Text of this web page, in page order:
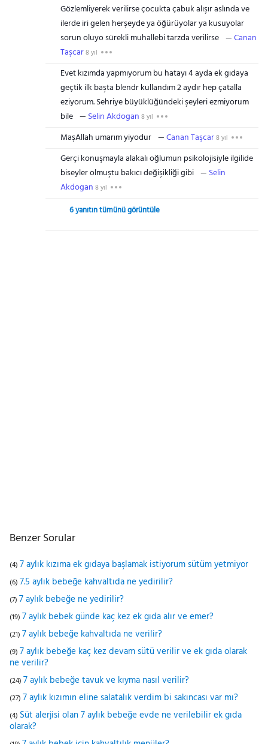
Gözlemliyerek verilirse çocukta çabuk alışır aslında ve
ilerde iri gelen herşeyde ya öğürüyolar ya kusuyolar
sorun oluyo sürekli muhallebi tarzda verilirse
Canan
Taşcar8 yıl
Evet kızımda yapmıyorum bu hatayı 4 ayda ek gıdaya
geçtik ilk başta blendr kullandım 2 aydır hep çatalla
eziyorum. Sehriye büyüklüğündeki şeyleri ezmiyorum
bile
Selin Akdogan 8 yıl
MaşAllah umarım yiyodur Canan Taşcar8 yıl
Gerçi konuşmayla alakalı oğlumun psikolojisiyle ilgilide
biseyler olmuştu bakıcı değişikliği gibi
Selin
Akdogan 8 yıl
6 yanıtın tümünü görüntüle
Benzer Sorular
(4) 7 aylık kızıma ek gıdaya başlamak istiyorum sütüm yetmiyor
(6) 7.5 aylık bebeğe kahvaltıda ne yedirilir?
(7) 7 aylık bebeğe ne yedirilir?
(19) 7 aylık bebek günde kaç kez ek gıda alır ve emer?
(21) 7 aylık bebeğe kahvaltıda ne verilir?
(9) 7 aylık bebeğe kaç kez devam sütü verilir ve ek gıda olarak
ne verilir?
(24) 7 aylık bebeğe tavuk ve kıyma nasıl verilir?
(27) 7 aylık kızımın eline salatalık verdim bi sakıncası var mı?
(4) Süt alerjisi olan 7 aylık bebeğe evde ne verilebilir ek gıda
olarak?